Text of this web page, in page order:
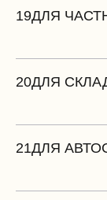
19ДЛЯ
20ДЛЯ
21ДЛЯ